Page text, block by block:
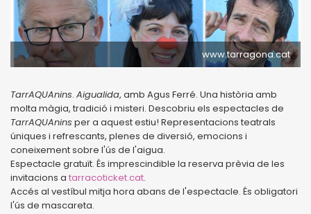
www.tarragona.cat
TarrAQUAnins. Aigualida, amb Agus Ferré. Una història amb
molta màgia, tradició i misteri. Descobriu els espectacles de
TarrAQUAnins per a aquest estiu! Representacions teatrals
úniques i refrescants, plenes de diversió, emocions i
coneixement sobre l'ús de l'aigua.
Espectacle gratuït. És imprescindible la reserva prèvia de les
invitacions a tarracoticket.cat.
Accés al vestíbul mitja hora abans de l'espectacle. És obligatori
l'ús de mascareta.